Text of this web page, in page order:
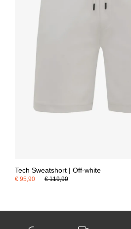
Tech Sweatshort | Off-white
€ 95,90 € 119,90